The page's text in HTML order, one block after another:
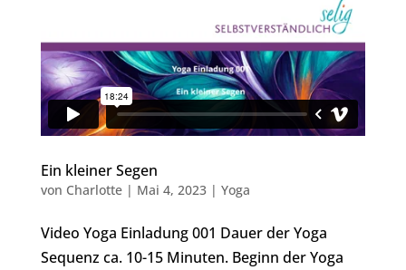
Ein kleiner Segen
von Charlotte| Mai 4, 2023| Yoga
Video Yoga Einladung 001 Dauer der Yoga
Sequenz ca. 10-15 Minuten. Beginn der Yoga